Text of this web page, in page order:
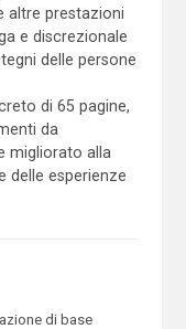
altre prestazioni
e discrezionale
delle persone
di 65 pagine,
da
migliorato alla
delle esperienze
di base